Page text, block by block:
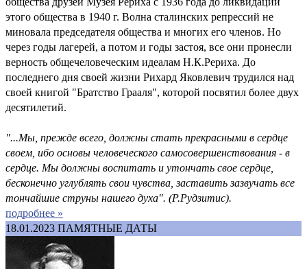
этого общества в 1940 г. Волна сталинских репрессий не
миновала председателя общества и многих его членов. Но
через годы лагерей, а потом и годы застоя, все они пронесли
верность общечеловеческим идеалам Н.К.Рериха. До
последнего дня своей жизни Рихард Яковлевич трудился над
своей книгой "Братство Грааля", которой посвятил более двух
десятилетий.
"...Мы, прежде всего, должны стать прекрасными в сердце
своем, ибо основы человеческого самосовершенствования - в
сердце. Мы должны воспитать и утончать свое сердце,
бесконечно углублять свои чувства, заставить зазвучать все
тончайшие струны нашего духа". (Р.Рудзитис).
подробнее »
18.01.2023 ПАМЯТНЫЕ ДАТЫ